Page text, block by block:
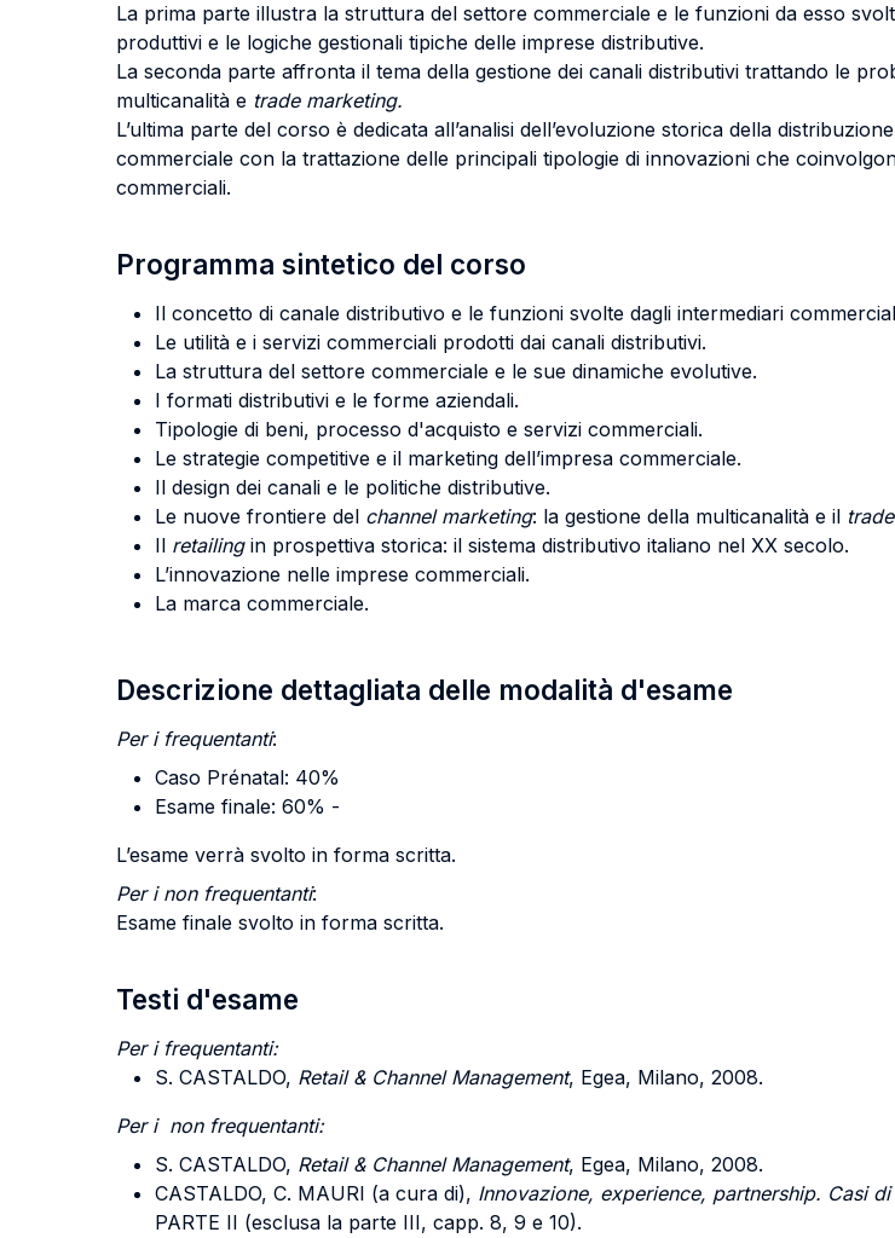
La prima parte illustra la struttura del settore commerciale e le funzioni da esso
produttivi e le logiche gestionali tipiche delle imprese distributive.
La seconda parte affronta il tema della gestione dei canali distributivi trattando le
multicanalità e trade marketing.
L’ultima parte del corso è dedicata all’analisi dell’evoluzione storica della
commerciale con la trattazione delle principali tipologie di innovazioni che
commerciali.
Programma sintetico del corso
Il concetto di canale distributivo e le funzioni svolte dagli intermediari
Le utilità e i servizi commerciali prodotti dai canali distributivi.
La struttura del settore commerciale e le sue dinamiche evolutive.
I formati distributivi e le forme aziendali.
Tipologie di beni, processo d'acquisto e servizi commerciali.
Le strategie competitive e il marketing dell’impresa commerciale.
Il design dei canali e le politiche distributive.
Le nuove frontiere del channel marketing: la gestione della multicanalità e il
Il retailing in prospettiva storica: il sistema distributivo italiano nel XX secolo.
L’innovazione nelle imprese commerciali.
La marca commerciale.
Descrizione dettagliata delle modalità d'esame
Per i frequentanti:
Caso Prénatal: 40%
Esame finale: 60% -
L’esame verrà svolto in forma scritta.
Per i non frequentanti:
Esame finale svolto in forma scritta.
Testi d'esame
Per i frequentanti:
S. CASTALDO, Retail & Channel Management, Egea, Milano, 2008.
Per i non frequentanti:
S. CASTALDO, Retail & Channel Management, Egea, Milano, 2008.
CASTALDO, C. MAURI (a cura di), Innovazione, experience, partnership. Casi di
PARTE II (esclusa la parte III, capp. 8, 9 e 10).